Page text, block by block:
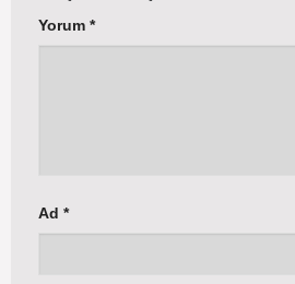
Yorum *
Ad *